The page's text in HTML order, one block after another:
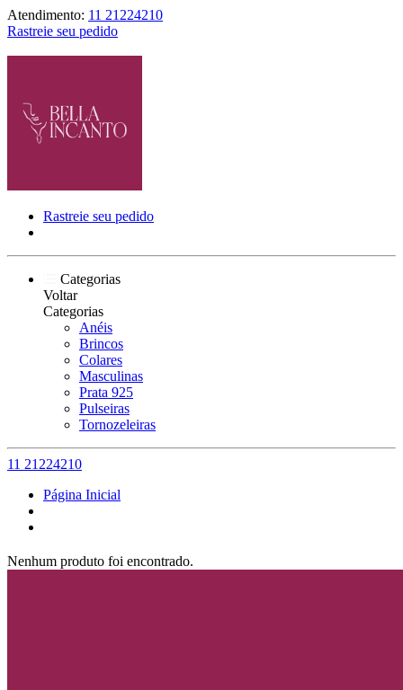
Atendimento: 11 21224210
Rastreie seu pedido
Rastreie seu pedido
Categorias
Voltar
Categorias
Anéis
Brincos
Colares
Masculinas
Prata 925
Pulseiras
Tornozeleiras
11 21224210
Página Inicial
Nenhum produto foi encontrado.